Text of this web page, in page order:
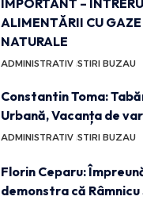
ALIMENTĂRII CU GAZE
NATURALE
ADMINISTRATIV STIRI BUZAU
Constantin Toma:
Urbană, Vacanța de
ADMINISTRATIV STIRI BUZAU
Florin Ceparu:
demonstra că